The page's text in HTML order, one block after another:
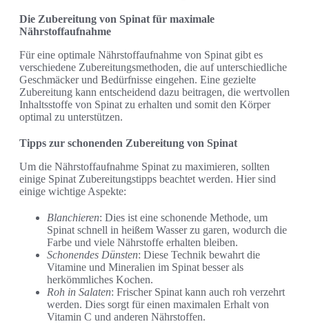
Die Zubereitung von Spinat für maximale
Nährstoffaufnahme
Für eine optimale Nährstoffaufnahme von Spinat gibt es
verschiedene Zubereitungsmethoden, die auf unterschiedliche
Geschmäcker und Bedürfnisse eingehen. Eine gezielte
Zubereitung kann entscheidend dazu beitragen, die wertvollen
Inhaltsstoffe von Spinat zu erhalten und somit den Körper
optimal zu unterstützen.
Tipps zur schonenden Zubereitung von Spinat
Um die Nährstoffaufnahme Spinat zu maximieren, sollten
einige Spinat Zubereitungstipps beachtet werden. Hier sind
einige wichtige Aspekte:
Blanchieren: Dies ist eine schonende Methode, um
Spinat schnell in heißem Wasser zu garen, wodurch die
Farbe und viele Nährstoffe erhalten bleiben.
Schonendes Dünsten: Diese Technik bewahrt die
Vitamine und Mineralien im Spinat besser als
herkömmliches Kochen.
Roh in Salaten: Frischer Spinat kann auch roh verzehrt
werden. Dies sorgt für einen maximalen Erhalt von
Vitamin C und anderen Nährstoffen.